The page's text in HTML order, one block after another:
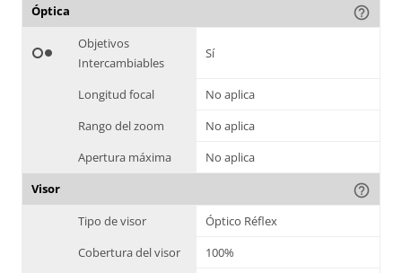
Óptica
help_outline
hdr_weak
Objetivos
Intercambiables
Sí
Longitud focal
No aplica
Rango del zoom
No aplica
Apertura máxima
No aplica
Visor
help_outline
Tipo de visor
Óptico Réflex
Cobertura del visor
100%